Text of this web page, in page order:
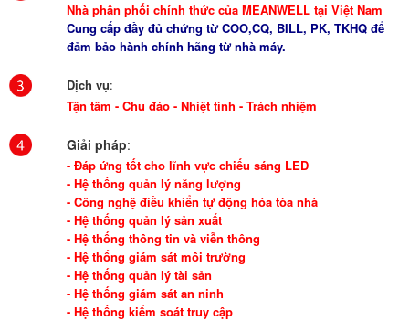
Nhà phân phối chính thức của MEANWELL tại Việt Nam
Cung cấp đầy đủ chứng từ COO,CQ, BILL, PK, TKHQ để
đảm bảo hành chính hãng từ nhà máy.
Dịch vụ:
Tận tâm - Chu đáo - Nhiệt tình - Trách nhiệm
Giải pháp:
- Đáp ứng tốt cho lĩnh vực chiếu sáng LED
- Hệ thống quản lý năng lượng
- Công nghệ điều khiển tự động hóa tòa nhà
- Hệ thống quản lý sản xuất
- Hệ thống thông tin và viễn thông
- Hệ thống giám sát môi trường
- Hệ thống quản lý tài sản
- Hệ thống giám sát an ninh
- Hệ thống kiểm soát truy cập